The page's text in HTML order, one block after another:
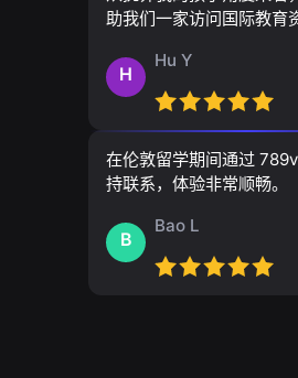
助我们一家访问国际教育
H
Hu Y
在伦敦留学期间通过
持联系，体验非常顺畅。
B
Bao L